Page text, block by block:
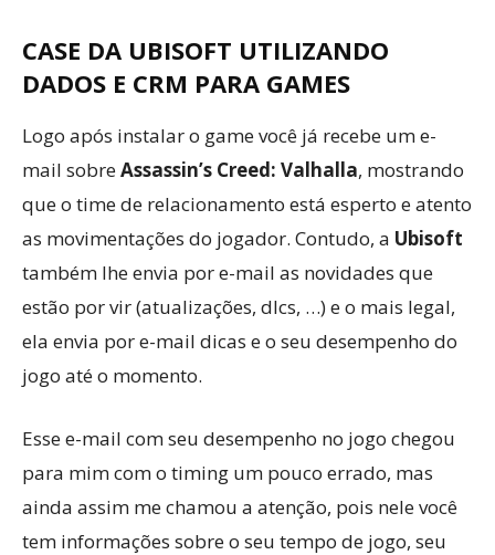
CASE DA UBISOFT UTILIZANDO
DADOS E CRM PARA GAMES
Logo após instalar o game você já recebe um e-
mail sobreAssassin’s Creed: Valhalla, mostrando
que o time de relacionamento está esperto e atento
as movimentações do jogador. Contudo, a Ubisoft
também lhe envia por e-mail as novidades que
estão por vir (atualizações, dlcs, …) e o mais legal,
ela envia por e-mail dicas e o seu desempenho do
jogo até o momento.
Esse e-mail com seu desempenho no jogo chegou
para mim com o timing um pouco errado, mas
ainda assim me chamou a atenção, pois nele você
tem informações sobre o seu tempo de jogo, seu